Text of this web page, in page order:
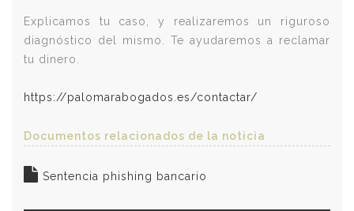
Explicamos tu caso, y realizaremos un riguroso
diagnóstico del mismo. Te ayudaremos a reclamar
tu dinero.
https://palomarabogados.es/contactar/
Documentos relacionados de la noticia
Sentencia phishing bancario